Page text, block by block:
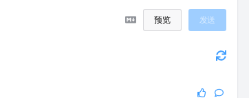
预览 发送